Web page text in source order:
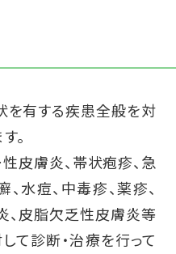
を有する疾患全般を対
。
皮膚炎、帯状疱疹、急
水痘、中毒疹、薬疹、
、皮脂欠乏性皮膚炎等
て診断・治療を行って